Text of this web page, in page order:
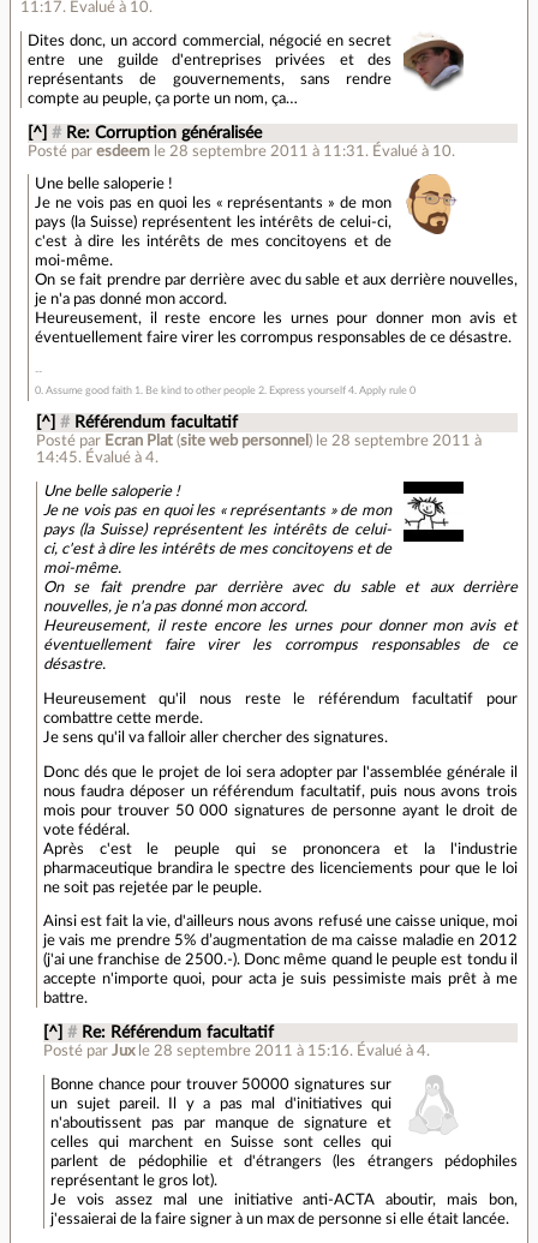
11:17. Évalué à 10.
Dites donc, un accord commercial, négocié en secret
entre une guilde d'entreprises privées et des
représentants de gouvernements, sans rendre
compte au peuple, ça porte un nom, ça…
[^] # Re: Corruption généralisée
Posté paresdeem le 28 septembre 2011 à 11:31 . Évalué à 10.
Une belle saloperie !
Je ne vois pas en quoi les « représentants » de mon
pays (la Suisse) représentent les intérêts de celui-ci,
c'est à dire les intérêts de mes concitoyens et de
moi-même.
On se fait prendre par derrière avec du sable et aux derrière nouvelles,
je n'a pas donné mon accord.
Heureusement, il reste encore les urnes pour donner mon avis et
éventuellement faire virer les corrompus responsables de ce désastre.
0. Assume good faith 1. Be kind to other people 2. Express yourself 4. Apply rule 0
[^] # Référendum facultatif
Posté par Ecran Plat(site web personnel ) le 28 septembre 2011 à
14:45. Évalué à 4.
Une belle saloperie !
Je ne vois pas en quoi les « représentants » de mon
pays (la Suisse) représentent les intérêts de celui-
ci, c'est à dire les intérêts de mes concitoyens et de
moi-même.
On se fait prendre par derrière avec du sable et aux derrière
nouvelles, je n'a pas donné mon accord.
Heureusement, il reste encore les urnes pour donner mon avis et
éventuellement faire virer les corrompus responsables de ce
désastre.
Heureusement qu'il nous reste le référendum facultatif pour
combattre cette merde.
Je sens qu'il va falloir aller chercher des signatures.
Donc dés que le projet de loi sera adopter par l'assemblée générale il
nous faudra déposer un référendum facultatif, puis nous avons trois
mois pour trouver 50 000 signatures de personne ayant le droit de
vote fédéral.
Après c'est le peuple qui se prononcera et la l'industrie
pharmaceutique brandira le spectre des licenciements pour que le loi
ne soit pas rejetée par le peuple.
Ainsi est fait la vie, d'ailleurs nous avons refusé une caisse unique, moi
je vais me prendre 5% d’augmentation de ma caisse maladie en 2012
(j'ai une franchise de 2500.-). Donc même quand le peuple est tondu il
accepte n'importe quoi, pour acta je suis pessimiste mais prêt à me
battre.
[^] # Re: Référendum facultatif
Posté parJux le 28 septembre 2011 à 15:16. Évalué à4.
Bonne chance pour trouver 50000 signatures sur
un sujet pareil. Il y a pas mal d'initiatives qui
n'aboutissent pas par manque de signature et
celles qui marchent en Suisse sont celles qui
parlent de pédophilie et d'étrangers (les étrangers pédophiles
représentant le gros lot).
Je vois assez mal une initiative anti-ACTA aboutir, mais bon,
j'essaierai de la faire signer à un max de personne si elle était lancée.